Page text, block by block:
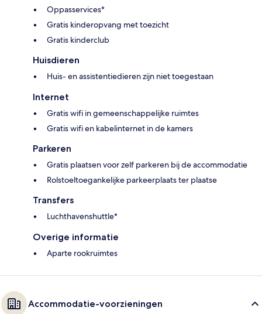
Oppasservices*
Gratis kinderopvang met toezicht
Gratis kinderclub
Huisdieren
Huis- en assistentiedieren zijn niet toegestaan
Internet
Gratis wifi in gemeenschappelijke ruimtes
Gratis wifi en kabelinternet in de kamers
Parkeren
Gratis plaatsen voor zelf parkeren bij de accommodatie
Rolstoeltoegankelijke parkeerplaats ter plaatse
Transfers
Luchthavenshuttle*
Overige informatie
Aparte rookruimtes
Accommodatie-voorzieningen